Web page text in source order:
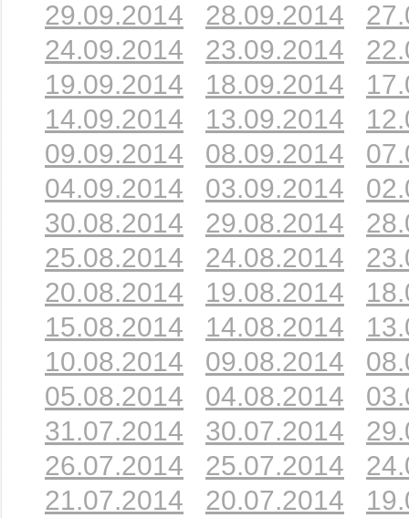
29.09.2014 28.09.2014
24.09.2014
23.09.2014
19.09.2014
18.09.2014
14.09.2014
13.09.2014
09.09.2014
08.09.2014
04.09.2014
03.09.2014
30.08.2014
29.08.2014
25.08.2014
24.08.2014
20.08.2014
19.08.2014
15.08.2014
14.08.2014
10.08.2014
09.08.2014
05.08.2014
04.08.2014
31.07.2014
30.07.2014
26.07.2014
25.07.2014
21.07.2014
20.07.2014